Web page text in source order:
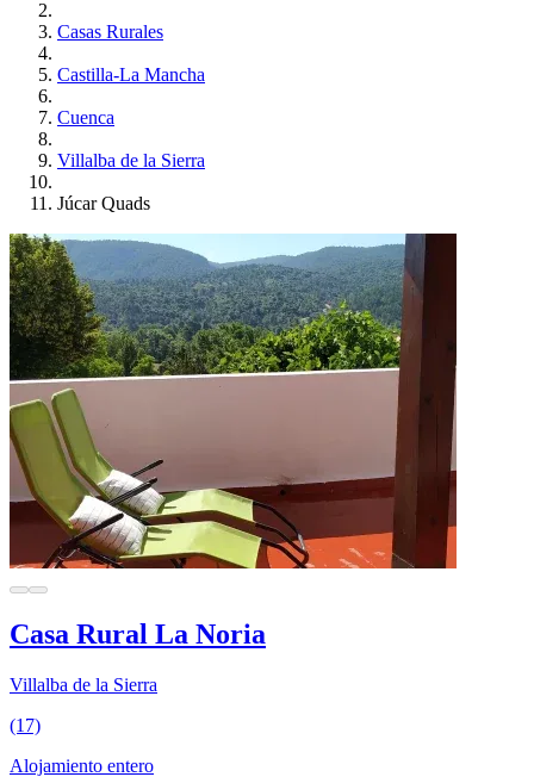
Casas Rurales
Castilla-La Mancha
Cuenca
Villalba de la Sierra
Júcar Quads
Casa Rural La Noria
Villalba de la Sierra
(17)
Alojamiento entero